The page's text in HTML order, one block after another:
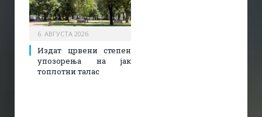
6. АВГУСТА 2026.
Издат црвени степен
упозорења на јак
топлотни талас